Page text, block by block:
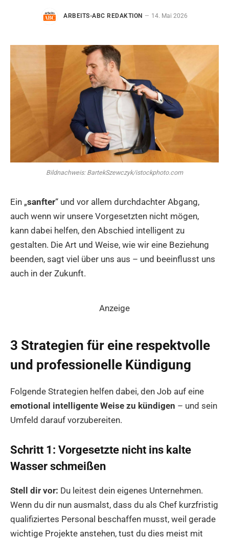
ARBEITS-ABC REDAKTION 14. Mai 2026
Bildnachweis: BartekSzewczyk/istockphoto.com
Ein „sanfter“ und vor allem durchdachter Abgang,
auch wenn wir unsere Vorgesetzten nicht mögen,
kann dabei helfen, den Abschied intelligent zu
gestalten. Die Art und Weise, wie wir eine Beziehung
beenden, sagt viel über uns aus – und beeinflusst uns
auch in der Zukunft.
Anzeige
3 Strategien für eine respektvolle
und professionelle Kündigung
Folgende Strategien helfen dabei, den Job auf eine
emotional intelligente Weise zu kündigen – und sein
Umfeld darauf vorzubereiten.
Schritt 1: Vorgesetzte nicht ins kalte
Wasser schmeißen
Stell dir vor: Du leitest dein eigenes Unternehmen.
Wenn du dir nun ausmalst, dass du als Chef kurzfristig
qualifiziertes Personal beschaffen musst, weil gerade
wichtige Projekte anstehen, tust du dies meist mit